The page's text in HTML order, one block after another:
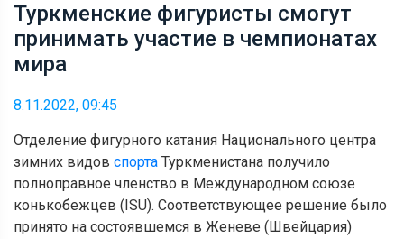
Туркменские фигуристы смогут
принимать участие в чемпионатах
мира
8.11.2022, 09:45
Отделение фигурного катания Национального центра
зимних видов спорта Туркменистана получило
полноправное членство в Международном союзе
конькобежцев (ISU). Соответствующее решение было
принято на состоявшемся в Женеве (Швейцария)